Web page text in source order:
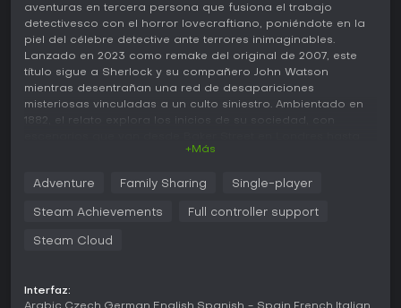
aventuras en tercera persona que fusiona el trabajo
detectivesco con el horror lovecraftiano, poniéndote en la
piel del célebre detective ante terrores inimaginables.
Lanzado en 2023 como remake del original de 2007, este
título sigue a Sherlock y su compañero John Watson
mientras desentrañan una red de desapariciones
misteriosas vinculadas a un culto siniestro. Ambientado en
1882, el relato explora los inicios de su sociedad, con
un manicomio suizo y los pantanosos humedales de
en la investigación y los puzles en un mundo donde la
pistas como manchas de sangre o huellas. Interrogas
testigos y reconstruyes los hechos gracias a la imaginación
+Más
Adventure Family Sharing Single-player
Steam Achievements Full controller support
Steam Cloud
Interfaz: